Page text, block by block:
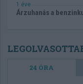
1 éve
Árzuhanás a
24 ÓRA